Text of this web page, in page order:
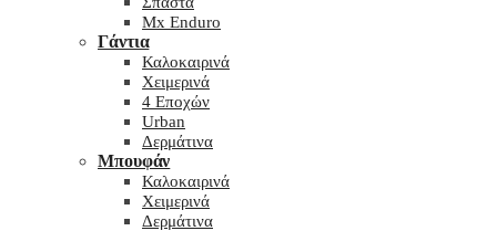
Mx Enduro
Γάντια
Καλοκαιρινά
Χειμερινά
4 Εποχών
Urban
Δερμάτινα
Μπουφάν
Καλοκαιρινά
Χειμερινά
Δερμάτινα